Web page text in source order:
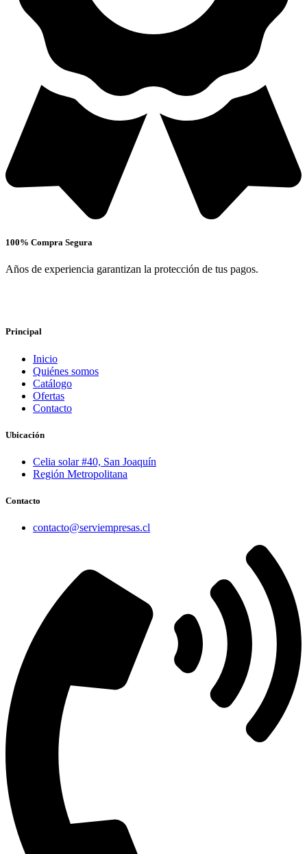
100% Compra Segura
Años de experiencia garantizan la protección de tus pagos.
Principal
Inicio
Quiénes somos
Catálogo
Ofertas
Contacto
Ubicación
Celia solar #40, San Joaquín
Región Metropolitana
Contacto
contacto@serviempresas.cl